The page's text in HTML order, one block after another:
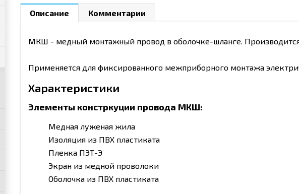
Описание Комментарии
МКШ - медный монтажный провод в оболочке-шланге.
Применяется для фиксированного межприборного монтажа
Характеристики
Элементы констркуции провода МКШ:
Медная луженая жила
Изоляция из ПВХ пластиката
Пленка ПЭТ-Э
Экран из медной проволоки
Оболочка из ПВХ пластиката